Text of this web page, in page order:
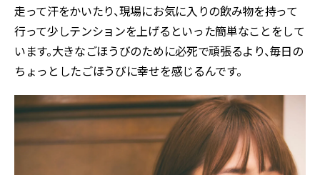
走って汗をかいたり、現場にお気に入りの飲み物を持って
行って少しテンションを上げるといった簡単なことをして
います。大きなごほうびのために必死で頑張るより、毎日の
ちょっとしたごほうびに幸せを感じるんです。